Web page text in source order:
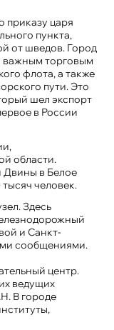
приказу царя
пункта,
от шведов. Город
важным торговым
флота, а также
пути. Это
шел экспорт
в России
области.
Двины в Белое
человек.
Здесь
и Санкт-
сообщениями.
центр.
ведущих
В городе